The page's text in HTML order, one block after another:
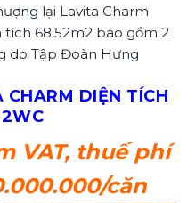
lại Lavita Charm
tích 68.52m2 bao gồm 2
do Tập Đoàn Hưng
DIỆN TÍCH
VAT, thuế phí
căn